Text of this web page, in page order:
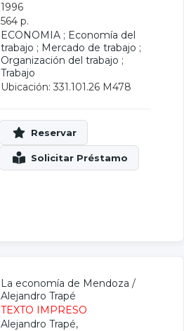
1996
564 p.
ECONOMIA ; Economía del
trabajo ; Mercado de trabajo ;
Organización del trabajo ;
Trabajo
Ubicación: 331.101.26 M478
La economía de Mendoza /
Alejandro Trapé
TEXTO IMPRESO
Alejandro Trapé,